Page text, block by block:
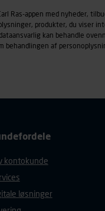
om
information om
Ras-appen med nyheder,
produkter, du viser
kan behandle
behandlingen af
kontokunde
løsninger